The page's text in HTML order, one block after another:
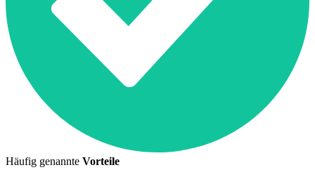
Häufig genannte Vorteile